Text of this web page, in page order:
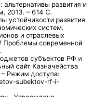
развития и
2013. – 614 С.
устойчивости развития
систем.
и отраслевых
Проблемы современной
субъектов РФ и
сайт Казначейства
Режим доступа:
subektov-rf-i-